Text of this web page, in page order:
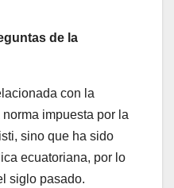
de la
con la
norma impuesta por la
sino que ha sido
ecuatoriana, por lo
siglo pasado.